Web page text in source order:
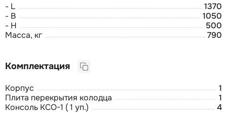
- L
1370
- B
1050
- H
500
Масса, кг
790
Комплектация
Корпус
1
Плита перекрытия колодца
1
Консоль КСО-1 ( 1 уп.)
4